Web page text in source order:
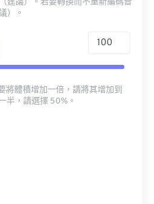
建議）。若要轉換而不重新編碼音
）。
將體積增加一倍，請將其增加到
半，請選擇 50%。